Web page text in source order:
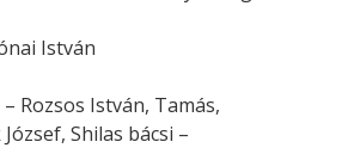
István
Rozsos István, Tamás,
Shilas bácsi –